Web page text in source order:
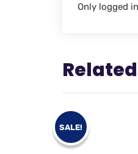
Only logged
SALE!